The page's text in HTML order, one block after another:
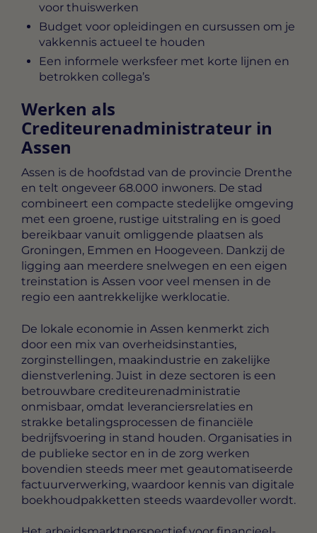
voor thuiswerken
Budget voor opleidingen en cursussen om je
vakkennis actueel te houden
Een informele werksfeer met korte lijnen en
betrokken collega’s
Werken als
Crediteurenadministrateur in
Assen
Assen is de hoofdstad van de provincie Drenthe
en telt ongeveer 68.000 inwoners. De stad
combineert een compacte stedelijke omgeving
met een groene, rustige uitstraling en is goed
bereikbaar vanuit omliggende plaatsen als
Groningen, Emmen en Hoogeveen. Dankzij de
ligging aan meerdere snelwegen en een eigen
treinstation is Assen voor veel mensen in de
regio een aantrekkelijke werklocatie.
De lokale economie in Assen kenmerkt zich
door een mix van overheidsinstanties,
zorginstellingen, maakindustrie en zakelijke
dienstverlening. Juist in deze sectoren is een
betrouwbare crediteurenadministratie
onmisbaar, omdat leveranciersrelaties en
strakke betalingsprocessen de financiële
bedrijfsvoering in stand houden. Organisaties in
de publieke sector en in de zorg werken
bovendien steeds meer met geautomatiseerde
factuurverwerking, waardoor kennis van digitale
boekhoudpakketten steeds waardevoller wordt.